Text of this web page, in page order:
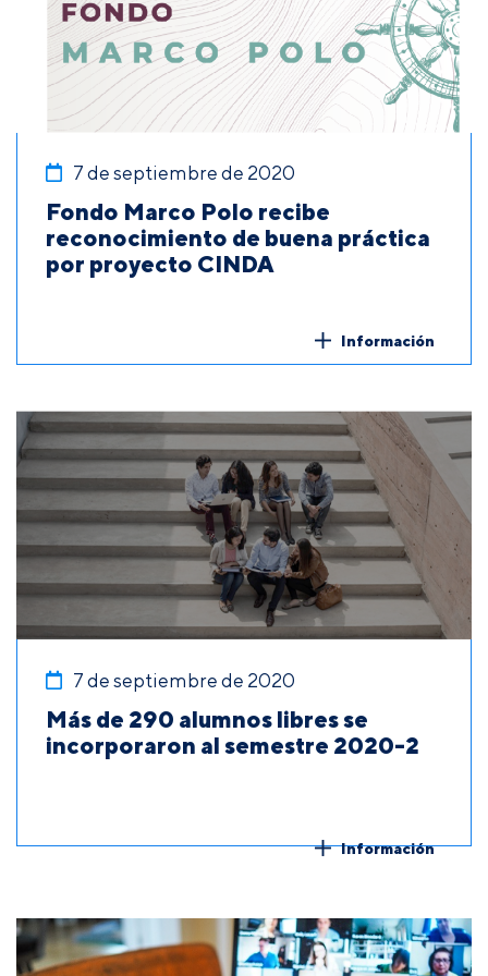
7 de septiembre de 2020
Fondo Marco Polo recibe
reconocimiento de buena práctica
por proyecto CINDA
Información
7 de septiembre de 2020
Más de 290 alumnos libres se
incorporaron al semestre 2020-2
Información